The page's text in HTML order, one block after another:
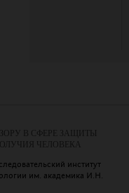
В СФЕРЕ ЗАЩИТЫ
ЧЕЛОВЕКА
институт
им. академика И.Н.